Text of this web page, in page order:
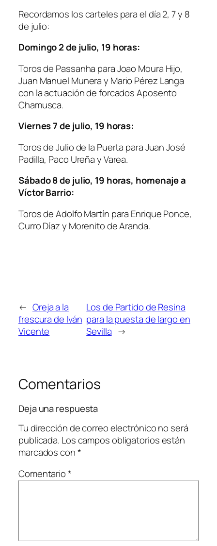
Recordamos los carteles para el día 2, 7 y 8
de julio:
Domingo 2 de julio, 19 horas:
Toros de Passanha para Joao Moura Hijo,
Juan Manuel Munera y Mario Pérez Langa
con la actuación de forcados Aposento
Chamusca.
Viernes 7 de julio, 19 horas:
Toros de Julio de la Puerta para Juan José
Padilla, Paco Ureña y Varea.
Sábado 8 de julio, 19 horas, homenaje a
Víctor Barrio:
Toros de Adolfo Martín para Enrique Ponce,
Curro Díaz y Morenito de Aranda.
← Oreja a la
frescura de Iván
Vicente
Los de Partido de Resina
para la puesta de largo en
Sevilla →
Comentarios
Deja una respuesta
Tu dirección de correo electrónico no será
publicada. Los campos obligatorios están
marcados con*
Comentario*